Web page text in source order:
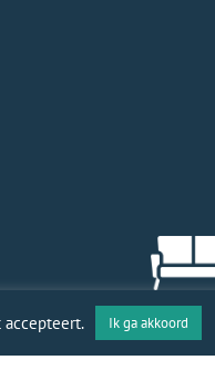
Ik ga akkoord